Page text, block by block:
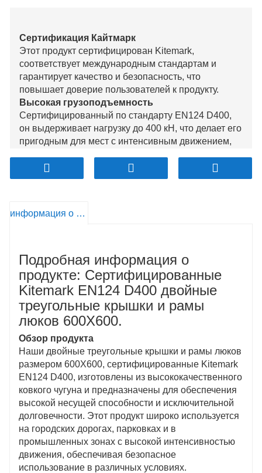
Сертификация Кайтмарк
Этот продукт сертифицирован Kitemark,
соответствует международным стандартам и
гарантирует качество и безопасность, что
повышает доверие пользователей к продукту.
Высокая грузоподъемность
Сертифицированный по стандарту EN124 D400,
он выдерживает нагрузку до 400 кН, что делает его
пригодным для мест с интенсивным движением,
промышленные зоны, обеспечивая безопасность
при длительном использовании.
чугуна, он обеспечивает исключительную
предотвращает деформацию или повреждение,
обеспечивая долговечность крышки люка.
Противоскользящий дизайн
Поверхность крышки люка специально
обработана для обеспечения противоскользящих
свойств, что эффективно снижает риск скольжения
во влажных условиях и повышает безопасность
как пешеходов, так и транспортных средств.
Простая установка и обслуживание
Разработанный для удобства, процесс установки
прост и не требует сложных инструментов, а
крышка люка не требует особого обслуживания,
что экономит время и затраты пользователей.
Разнообразный дизайн
Двойной треугольный дизайн не только повышает
прочность конструкции, но и обеспечивает лучший
дренаж, что делает его пригодным для различных
информация о продукте
Подробная информация о
продукте: Сертифицированные
Kitemark EN124 D400 двойные
треугольные крышки и рамы
люков 600X600.
Обзор продукта
Наши двойные треугольные крышки и рамы люков
размером 600X600, сертифицированные Kitemark
EN124 D400, изготовлены из высококачественного
ковкого чугуна и предназначены для обеспечения
высокой несущей способности и исключительной
долговечности. Этот продукт широко используется
на городских дорогах, парковках и в
промышленных зонах с высокой интенсивностью
движения, обеспечивая безопасное
использование в различных условиях.